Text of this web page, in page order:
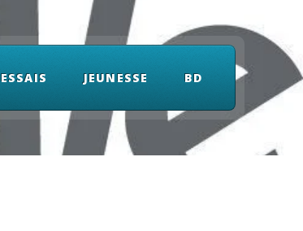
ESSAIS JEUNESSE BD